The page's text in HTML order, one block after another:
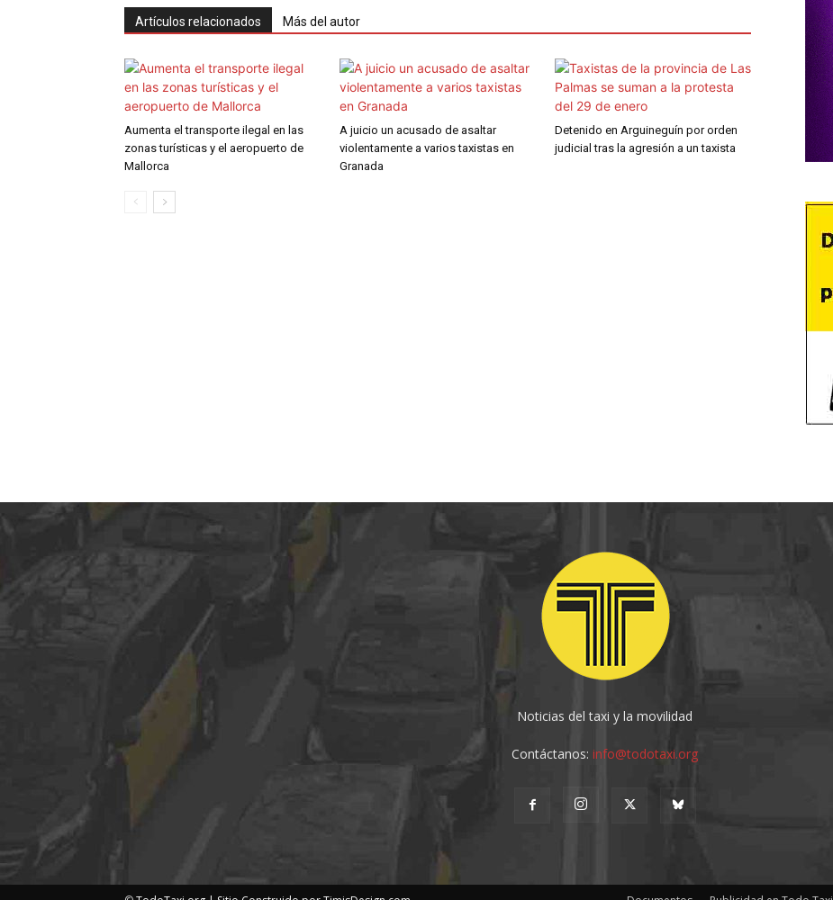
Artículos relacionados Más del autor
Aumenta el transporte ilegal en las
zonas turísticas y el aeropuerto de
Mallorca
A juicio un acusado de asaltar
violentamente a varios taxistas en
Granada
Detenido en Arguineguín por orden
judicial tras la agresión a un taxista
Noticias del taxi y la movilidad
Contáctanos:info@todotaxi.org